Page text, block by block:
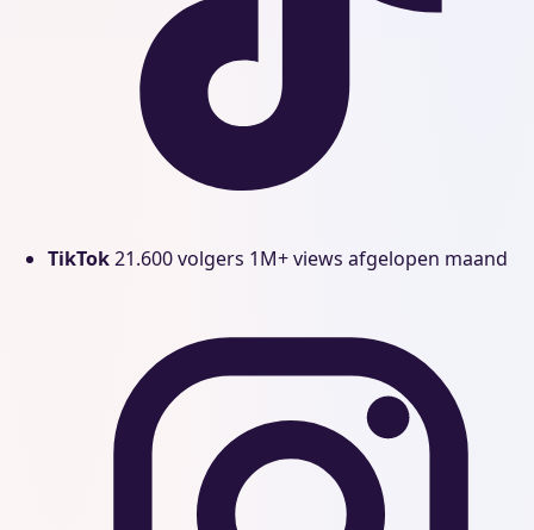
TikTok21.600 volgers 1M+ views afgelopen maand